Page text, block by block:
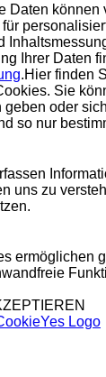
Daten können
für
Ihrer Daten
.Hier finden
Sie
oder
so nur
uns zu
ermöglichen